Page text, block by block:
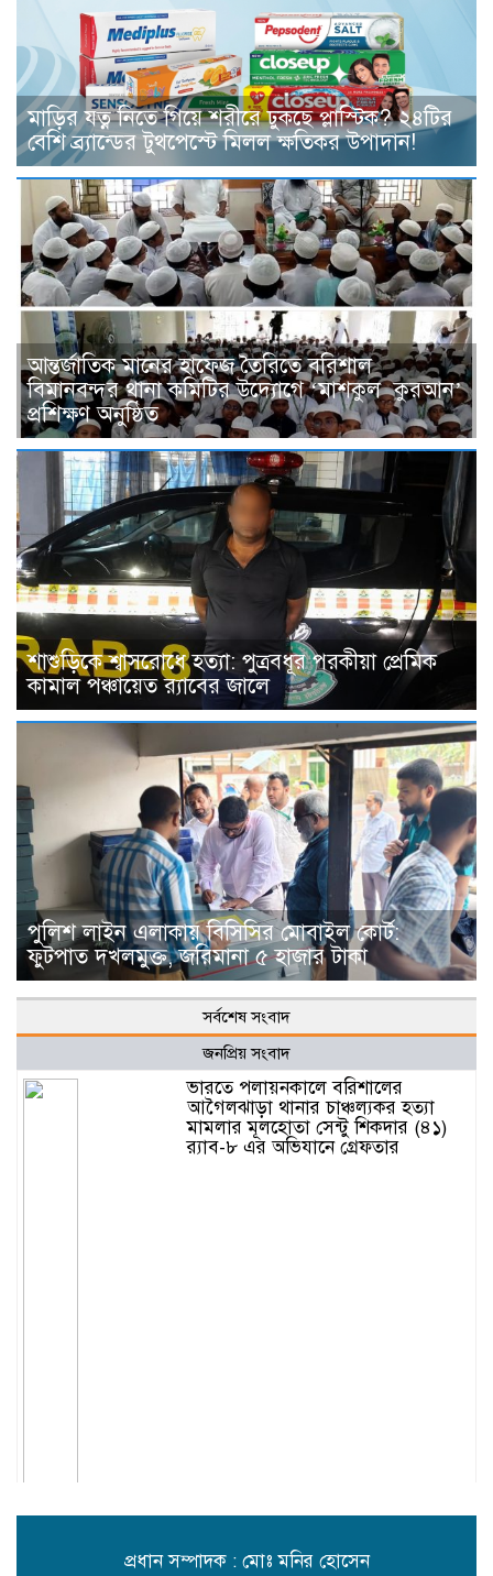
মাড়ির যত্ন নিতে গিয়ে শরীরে ঢুকছে প্লাস্টিক? ২৪টির
বেশি ব্র্যান্ডের টুথপেস্টে মিলল ক্ষতিকর উপাদান!
​আন্তর্জাতিক মানের হাফেজ তৈরিতে বরিশাল
বিমানবন্দর থানা কমিটির উদ্যোগে ‘মাশকুল কুরআন’
প্রশিক্ষণ অনুষ্ঠিত
শাশুড়িকে শ্বাসরোধে হত্যা: পুত্রবধূর পরকীয়া প্রেমিক
কামাল পঞ্চায়েত র‍্যাবের জালে
পুলিশ লাইন এলাকায় বিসিসির মোবাইল কোর্ট:
ফুটপাত দখলমুক্ত, জরিমানা ৫ হাজার টাকা
সর্বশেষ সংবাদ
জনপ্রিয় সংবাদ
ভারতে পলায়নকালে বরিশালের
আগৈলঝাড়া থানার চাঞ্চল্যকর হত্যা
মামলার মূলহোতা সেন্টু শিকদার (৪১)
র‍্যাব-৮ এর অভিযানে গ্রেফতার
প্রধান সম্পাদক : মোঃ মনির হোসেন